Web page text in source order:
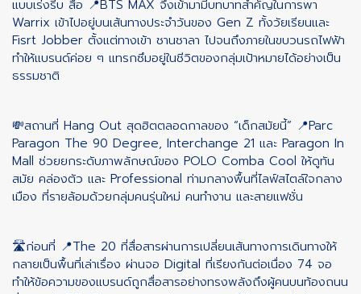
แบบเร่งรีบ สื่อ 📍BTS MAX จึงเข้ามามีบทบาทสำคัญในการพา
Warrix เข้าไปอยู่บนเส้นทางประจำวันของ Gen Z ทั้งวัยเรียนและ
Fisrt Jobber ตั้งแต่ทางเข้า ชานชาลา ไปจนถึงภายในขบวนรถไฟฟ้า
ทำให้แบรนด์ค่อย ๆ แทรกซึมอยู่ในชีวิตของกลุ่มเป้าหมายได้อย่างเป็น
ธรรมชาติ
💸สถานที่ Hang Out สุดฮิตตลอดกาลของ “เด็กสมัยนี้” 📍Parc
Paragon The 90 Degree, Interchange 21 และ Paragon In
Mall ช่วยยกระดับภาพลักษณ์ของ POLO Comba Cool ให้ดูทัน
สมัย คล่องตัว และ Professional ท่ามกลางพื้นที่ไลฟ์สไตล์ใจกลาง
เมือง ที่รายล้อมด้วยกลุ่มคนรุ่นใหม่ คนทำงาน และสายแฟชั่น
🛣️ก่อนที่ 📍The 20 ที่สื่อสารผ่านการเปลี่ยนเส้นทางการเดินทางให้
กลายเป็นพื้นที่เล่าเรื่อง ผ่านจอ Digital ที่เรียงกันต่อเนื่อง 74 จอ
ทำให้ข้อความของแบรนด์ถูกสื่อสารอย่างทรงพลังถึงผู้คนบนท้องถนน